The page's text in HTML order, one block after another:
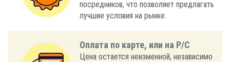
посредников, что позволяет предлагать
лучшие условия на рынке.
Оплата по карте, или на Р/С
Цена остается неизменной, независимо